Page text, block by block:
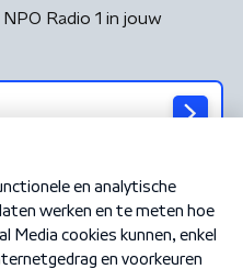
Radio 1 in jouw